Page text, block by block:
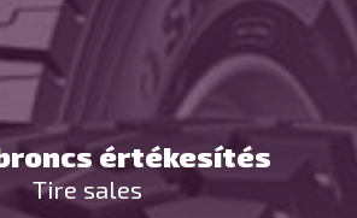
értékesítés
Tire sales